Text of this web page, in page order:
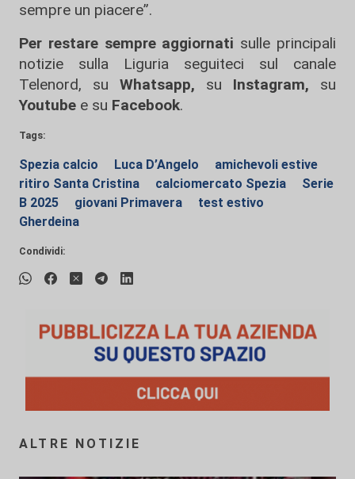
sempre un piacere”.
Per restare sempre aggiornati sulle principali
notizie sulla Liguria seguiteci sul canale
Telenord, su
Whatsapp, su Instagram, su
Youtube e su Facebook.
Tags:
Spezia calcio Luca D’Angelo
amichevoli estive
ritiro Santa Cristina
calciomercato Spezia
Serie
B 2025
giovani Primavera
test estivo
Gherdeina
Condividi:
ALTRE NOTIZIE